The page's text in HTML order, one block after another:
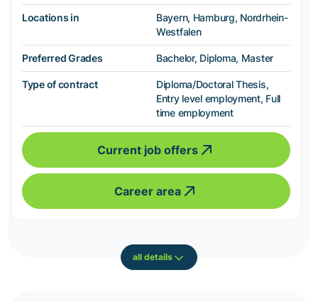
Locations in
Bayern, Hamburg, Nordrhein-
Westfalen
Preferred Grades Bachelor, Diploma, Master
Type of contract
Diploma/Doctoral Thesis,
Entry level employment, Full
time employment
Current job offers
Career area
all details